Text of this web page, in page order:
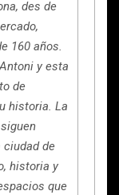
des de
160 años.
y esta
de
historia. La
de
historia y
que